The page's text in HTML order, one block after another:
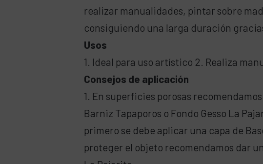
realizar manualidades, pintar sobre
consiguiendo una larga duración
Usos
1. Ideal para uso artístico 2. Realiza
Consejos de aplicación
1. En superficies porosas
Barniz Tapaporos o Fondo Gesso La
primero se debe aplicar una capa de
proteger el objeto recomendamos dar